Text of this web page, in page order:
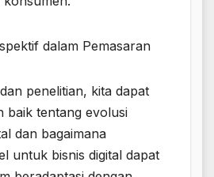
dalam Pemasaran
penelitian, kita dapat
baik tentang evolusi
dan bagaimana
untuk bisnis digital dapat